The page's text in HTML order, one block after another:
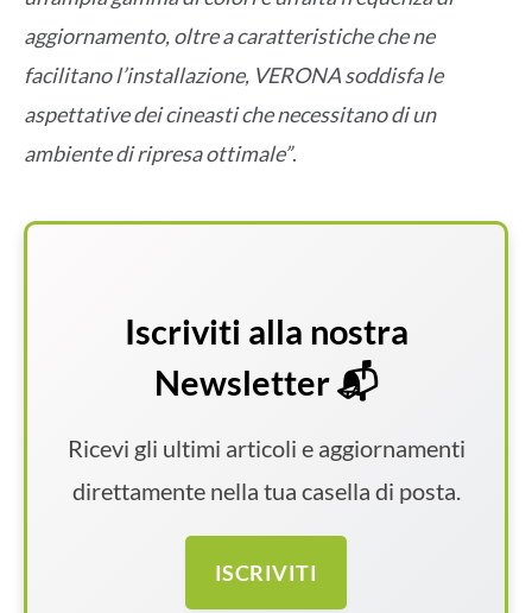
aggiornamento, oltre a caratteristiche che ne
facilitano l’installazione, VERONA soddisfa le
aspettative dei cineasti che necessitano di un
ambiente di ripresa ottimale”.
Iscriviti alla nostra
Newsletter 📬
Ricevi gli ultimi articoli e aggiornamenti
direttamente nella tua casella di posta.
ISCRIVITI